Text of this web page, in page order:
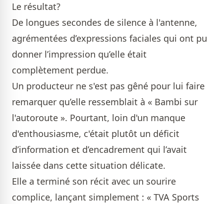
Le résultat?
De longues secondes de silence à l'antenne,
agrémentées d’expressions faciales qui ont pu
donner l’impression qu’elle était
complètement perdue.
Un producteur ne s'est pas gêné pour lui faire
remarquer qu’elle ressemblait à « Bambi sur
l'autoroute ». Pourtant, loin d'un manque
d'enthousiasme, c'était plutôt un déficit
d’information et d’encadrement qui l’avait
laissée dans cette situation délicate.
Elle a terminé son récit avec un sourire
complice, lançant simplement : « TVA Sports